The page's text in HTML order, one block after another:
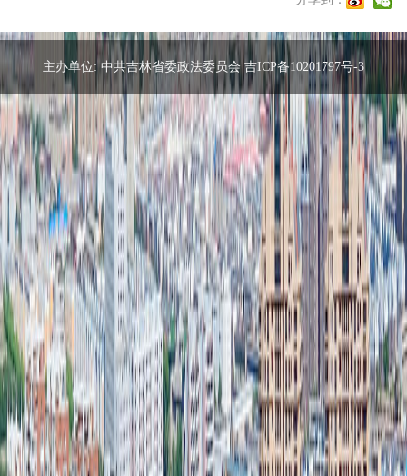
主办单位: 中共吉林省委政法委员会 吉ICP备10201797号-3